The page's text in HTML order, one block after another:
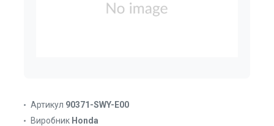
Артикул 90371-SWY-E00
Виробник Honda